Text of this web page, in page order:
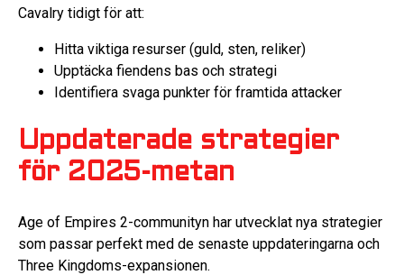
Cavalry tidigt för att:
Hitta viktiga resurser (guld, sten, reliker)
Upptäcka fiendens bas och strategi
Identifiera svaga punkter för framtida attacker
Uppdaterade strategier
för 2025-metan
Age of Empires 2-communityn har utvecklat nya strategier
som passar perfekt med de senaste uppdateringarna och
Three Kingdoms-expansionen.